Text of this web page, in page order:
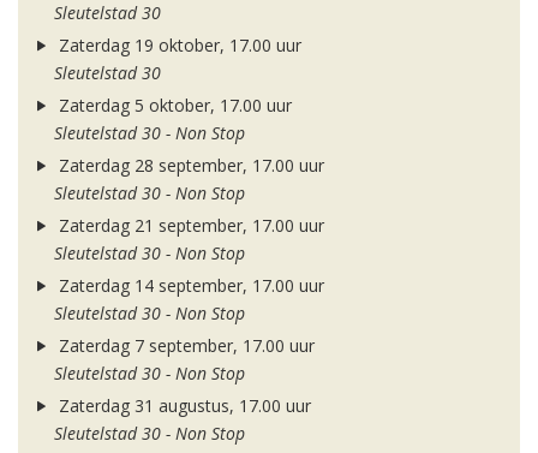
Sleutelstad 30
Zaterdag 19 oktober, 17.00 uur
Sleutelstad 30
Zaterdag 5 oktober, 17.00 uur
Sleutelstad 30 - Non Stop
Zaterdag 28 september, 17.00 uur
Sleutelstad 30 - Non Stop
Zaterdag 21 september, 17.00 uur
Sleutelstad 30 - Non Stop
Zaterdag 14 september, 17.00 uur
Sleutelstad 30 - Non Stop
Zaterdag 7 september, 17.00 uur
Sleutelstad 30 - Non Stop
Zaterdag 31 augustus, 17.00 uur
Sleutelstad 30 - Non Stop